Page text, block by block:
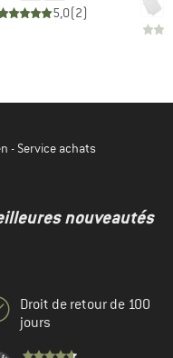
5,0(2)
- Service achats
nouveautés
Droit de retour de 100
jours